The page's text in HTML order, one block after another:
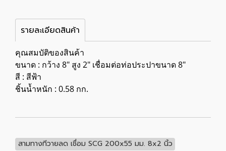
รายละเอียดสินค้า
คุณสมบัติของสินค้า
ขนาด : กว้าง 8" สูง 2" เชื่อมต่อท่อประปาขนาด 8"
สี : สีฟ้า
ชิ้นน้ำหนัก : 0.58 กก.
สามทางทีวายลด เชื่อม SCG 200x55 มม. 8x2 นิ้ว